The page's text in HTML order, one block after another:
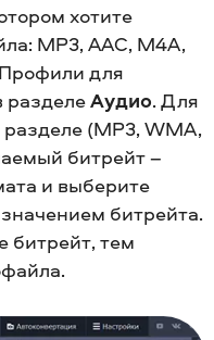
хотите
MP3, AAC, M4A,
для
разделеАудио. Для
(MP3, WMA,
битрейт –
и выберите
битрейта.
битрейт, тем